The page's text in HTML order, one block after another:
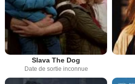
Slava The Dog
Date de sortie inconnue